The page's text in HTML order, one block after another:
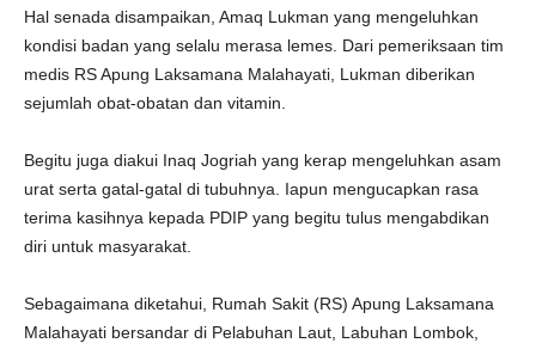
Hal senada disampaikan, Amaq Lukman yang mengeluhkan
kondisi badan yang selalu merasa lemes. Dari pemeriksaan tim
medis RS Apung Laksamana Malahayati, Lukman diberikan
sejumlah obat-obatan dan vitamin.
Begitu juga diakui Inaq Jogriah yang kerap mengeluhkan asam
urat serta gatal-gatal di tubuhnya. Iapun mengucapkan rasa
terima kasihnya kepada PDIP yang begitu tulus mengabdikan
diri untuk masyarakat.
Sebagaimana diketahui, Rumah Sakit (RS) Apung Laksamana
Malahayati bersandar di Pelabuhan Laut, Labuhan Lombok,